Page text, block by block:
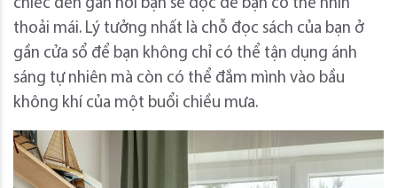
chiếc đèn gần nơi bạn sẽ đọc để bạn có thể nhìn
thoải mái. Lý tưởng nhất là chỗ đọc sách của bạn ở
gần cửa sổ để bạn không chỉ có thể tận dụng ánh
sáng tự nhiên mà còn có thể đắm mình vào bầu
không khí của một buổi chiều mưa.